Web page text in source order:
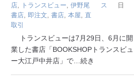
店
トランスビュー ,伊野尾
書店 即注文 ,書店 ,本屋
直
取引
ス
日
トランスビューは7月29日、6月に開
業した書店「BOOKSHOPトランスビュ
ー大江戸中井店」で …続き